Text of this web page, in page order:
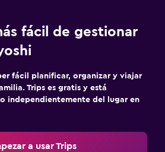
fácil de gestionar
fácil planificar, organizar y viajar
Trips es gratis y está
independientemente del lugar en
a usar Trips